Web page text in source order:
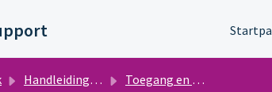
Handleidingen Bookzo Toegang en onderhoud